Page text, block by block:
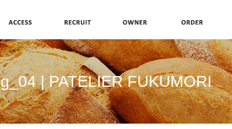
g_04 | PATELIER FUKUMORI